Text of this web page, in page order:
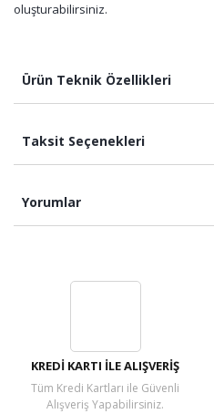
oluşturabilirsiniz.
Ürün Teknik Özellikleri
Taksit Seçenekleri
Yorumlar
KREDİ KARTI İLE ALIŞVERİŞ
Tüm Kredi Kartları ile Güvenli
Alışveriş Yapabilirsiniz.